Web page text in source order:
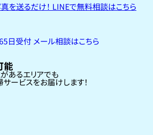
を送るだけ！ LINEで無料相談はこちら
日受付 メール相談はこちら
能
あるエリアでも
ービスをお届けします！